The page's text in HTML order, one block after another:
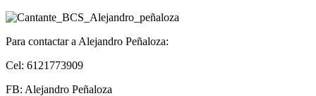
Para contactar a Alejandro Peñaloza:
Cel: 6121773909
FB: Alejandro Peñaloza